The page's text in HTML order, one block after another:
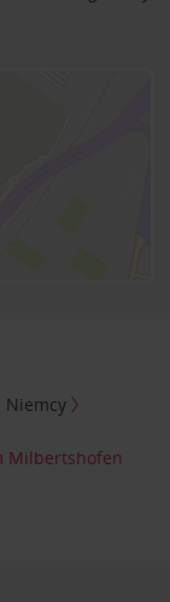
Niemcy
Milbertshofen